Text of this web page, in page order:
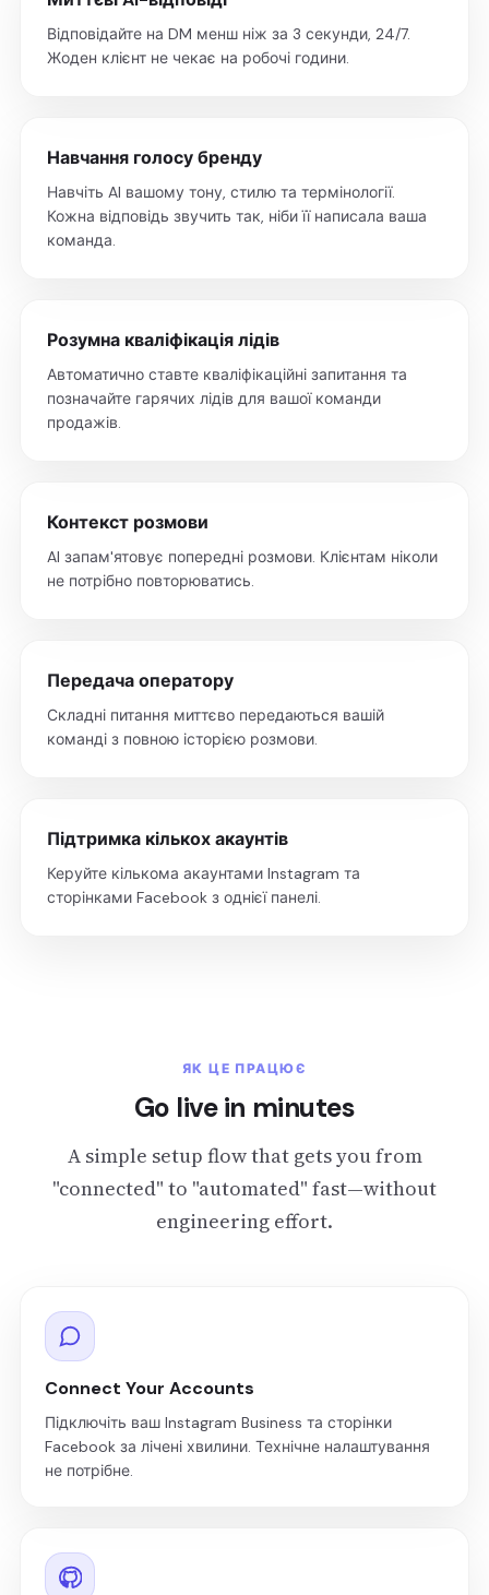
Відповідайте на DM менш ніж за 3 секунди, 24/7.
Жоден клієнт не чекає на робочі години.
Навчання голосу бренду
Навчіть AI вашому тону, стилю та термінології.
Кожна відповідь звучить так, ніби її написала ваша
команда.
Розумна кваліфікація лідів
Автоматично ставте кваліфікаційні запитання та
позначайте гарячих лідів для вашої команди
продажів.
Контекст розмови
AI запам'ятовує попередні розмови. Клієнтам ніколи
не потрібно повторюватись.
Передача оператору
Складні питання миттєво передаються вашій
команді з повною історією розмови.
Підтримка кількох акаунтів
Керуйте кількома акаунтами Instagram та
сторінками Facebook з однієї панелі.
ЯК ЦЕ ПРАЦЮЄ
Go live in minutes
A simple setup flow that gets you from
"connected" to "automated" fast—without
engineering effort.
Connect Your Accounts
Підключіть ваш Instagram Business та сторінки
Facebook за лічені хвилини. Технічне налаштування
не потрібне.